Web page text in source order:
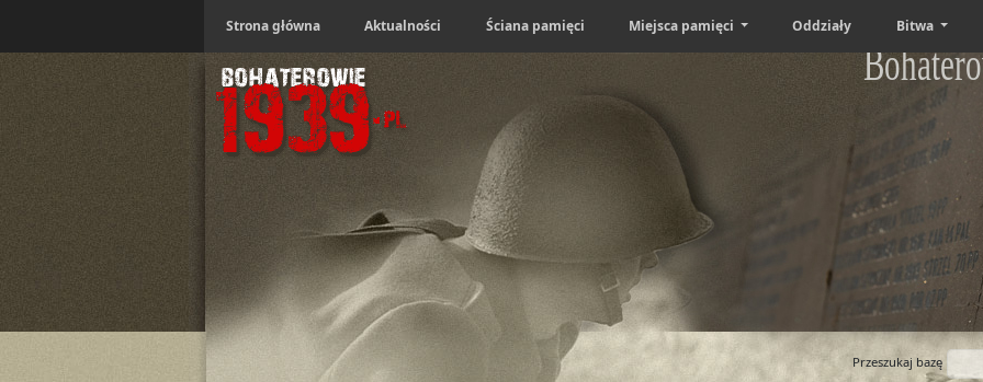
Strona główna Aktualności Ściana pamięci Miejsca pamięci Oddziały Bitwa
Przeszukaj bazę